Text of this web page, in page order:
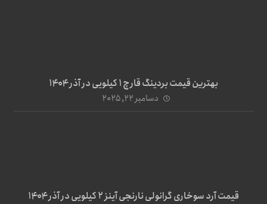
بهترین قیمت بردینگ قارچ 1 کیلویی در آذر ۱۴۰۴
دسامبر ۲۲, ۲۰۲۵
قیمت آرد سوخاری گرانولی نارنجی آینز ۲ کیلویی در آذر ۱۴۰۴